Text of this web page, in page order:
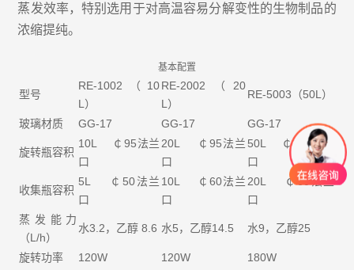
蒸发效率，特别选用于对高温容易分解变性的生物制品的
浓缩提纯。
基本配置
型号
RE-1002（10
L）
RE-2002（20
L）
RE-5003（50L）
玻璃材质 GG-17 GG-17 GG-17
旋转瓶容积
10L ￠95法兰
口
20L ￠95法兰
口
50L ￠125法兰
口
收集瓶容积
5L ￠50法兰
口
10L ￠60法兰
口
20L ￠60法兰
口
蒸发能力
（L/h）
水3.2，乙醇 8.6 水5，乙醇14.5 水9，乙醇25
旋转功率 120W 120W
180W